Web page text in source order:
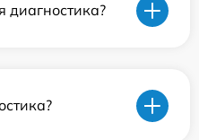
диагностика?